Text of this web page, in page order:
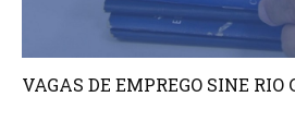
VAGAS DE EMPREGO SINE RIO